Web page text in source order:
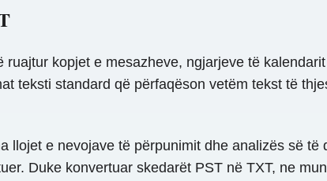
kopjet e mesazheve, ngjarjeve të
teksti standard që përfaqëson vetëm tekst të
e nevojave të përpunimit dhe analizës së të
Duke konvertuar skedarët PST në TXT, ne